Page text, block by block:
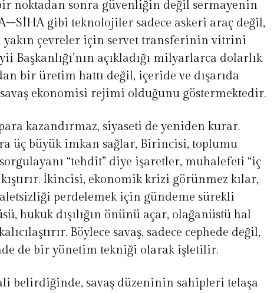
noktadan sonra güvenliğin değil sermayenin
gibi teknolojiler sadece askeri araç değil,
yakın çevreler için servet transferinin vitrini
Başkanlığı’nın açıkladığı milyarlarca dolarlık
bir üretim hattı değil, içeride ve dışarıda
savaş ekonomisi rejimi olduğunu göstermektedir.
kazandırmaz, siyaseti de yeniden kurar.
üç büyük imkan sağlar, Birincisi, toplumu
“tehdit” diye işaretler, muhalefeti “iç
İkincisi, ekonomik krizi görünmez kılar,
perdelemek için gündeme sürekli
hukuk dışılığın önünü açar, olağanüstü hal
Böylece savaş, sadece cephede değil,
de bir yönetim tekniği olarak işletilir.
belirdiğinde, savaş düzeninin sahipleri telaşa